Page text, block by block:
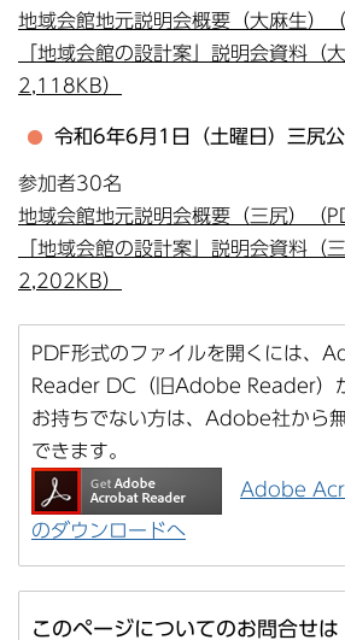
地域会館地元説明会概要（大麻生）
「地域会館の設計案」説明会資料（
2,118KB）
令和6年6月1日（土曜日）三尻
参加者30名
地域会館地元説明会概要（三尻）（
「地域会館の設計案」説明会資料（
2,202KB）
PDF形式のファイルを開くには、
Reader DC（旧Adobe Reader）
お持ちでない方は、Adobe社から
できます。
Adobe
のダウンロードへ
このページについてのお問合せは